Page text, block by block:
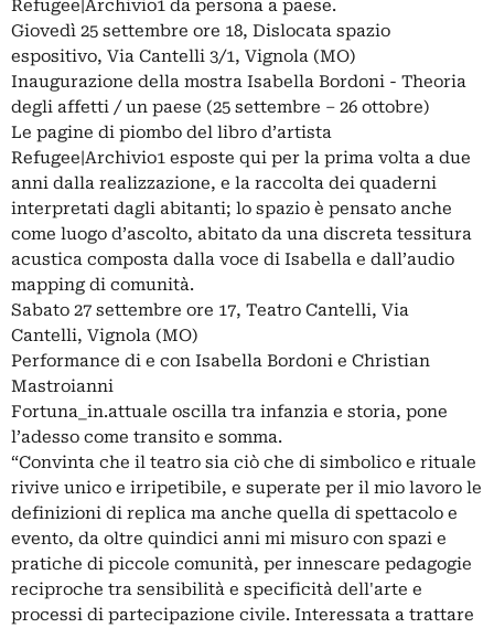
Refugee|Archivio1 da persona a paese.
Giovedì 25 settembre ore 18, Dislocata spazio
espositivo, Via Cantelli 3/1, Vignola (MO)
Inaugurazione della mostra Isabella Bordoni - Theoria
degli affetti / un paese (25 settembre – 26 ottobre)
Le pagine di piombo del libro d’artista
Refugee|Archivio1 esposte qui per la prima volta a due
anni dalla realizzazione, e la raccolta dei quaderni
interpretati dagli abitanti; lo spazio è pensato anche
come luogo d’ascolto, abitato da una discreta tessitura
acustica composta dalla voce di Isabella e dall’audio
mapping di comunità.
Sabato 27 settembre ore 17, Teatro Cantelli, Via
Cantelli, Vignola (MO)
Performance di e con Isabella Bordoni e Christian
Mastroianni
Fortuna_in.attuale oscilla tra infanzia e storia, pone
l’adesso come transito e somma.
“Convinta che il teatro sia ciò che di simbolico e rituale
rivive unico e irripetibile, e superate per il mio lavoro le
definizioni di replica ma anche quella di spettacolo e
evento, da oltre quindici anni mi misuro con spazi e
pratiche di piccole comunità, per innescare pedagogie
reciproche tra sensibilità e specificità dell'arte e
processi di partecipazione civile. Interessata a trattare